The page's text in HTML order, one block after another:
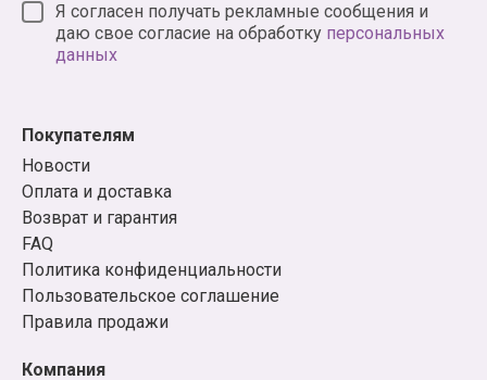
Я согласен получать рекламные сообщения и
даю свое согласие на обработку персональных
данных
Покупателям
Новости
Оплата и доставка
Возврат и гарантия
FAQ
Политика конфиденциальности
Пользовательское соглашение
Правила продажи
Компания